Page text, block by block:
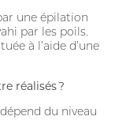
une épilation
par les poils.
à l’aide d’une
réalisés ?
du niveau